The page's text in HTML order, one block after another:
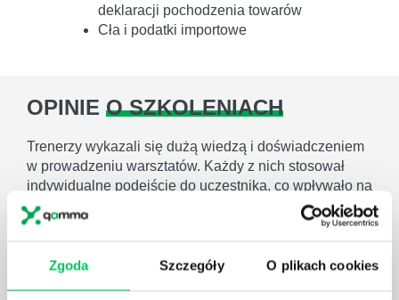
Zgoda Szczegóły O plikach cookies
deklaracji pochodzenia towarów
Cła i podatki importowe
OPINIE O SZKOLENIACH
Trenerzy wykazali się dużą wiedzą i doświadczeniem
w prowadzeniu warsztatów. Każdy z nich stosował
indywidualne podejście do uczestnika, co wpływało na
efektywność całego procesu szkoleniowego.
Szkoleń w Action S.A.